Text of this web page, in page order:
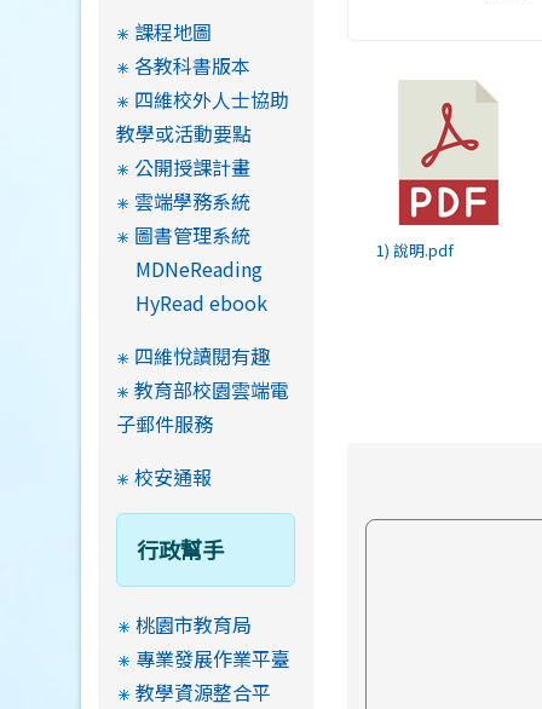
1) 說明.pdf
課程地圖
各教科書版本
四維校外人士協助
教學或活動要點
公開授課計畫
雲端學務系統
圖書管理系統
MDNeReading
HyRead ebook
四維悅讀閱有趣
教育部校園雲端電
子郵件服務
校安通報
行政幫手
桃園市教育局
專業發展作業平臺
教學資源整合平